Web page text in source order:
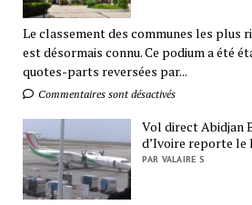
Le classement des communes les plus
est désormais connu. Ce podium a été
quotes-parts reversées par...
Commentaires sont désactivés
Vol direct Abidjan
d’Ivoire reporte le
PAR VALAIRE S